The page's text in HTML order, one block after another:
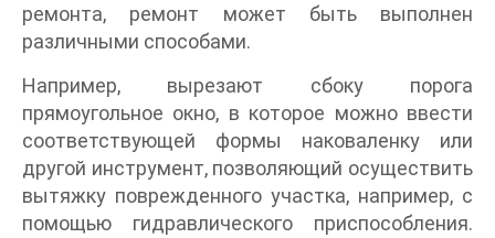
ремонта, ремонт может быть выполнен
различными способами.
Например, вырезают сбоку порога
прямоугольное окно, в которое можно ввести
соответствующей формы наковаленку или
другой инструмент, позволяющий осуществить
вытяжку поврежденного участка, например, с
помощью гидравлического приспособления.